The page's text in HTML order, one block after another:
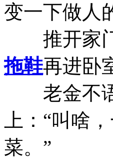
变一下做人
推开家门
拖鞋再进卧
老金不语
上：“叫啥
菜。”